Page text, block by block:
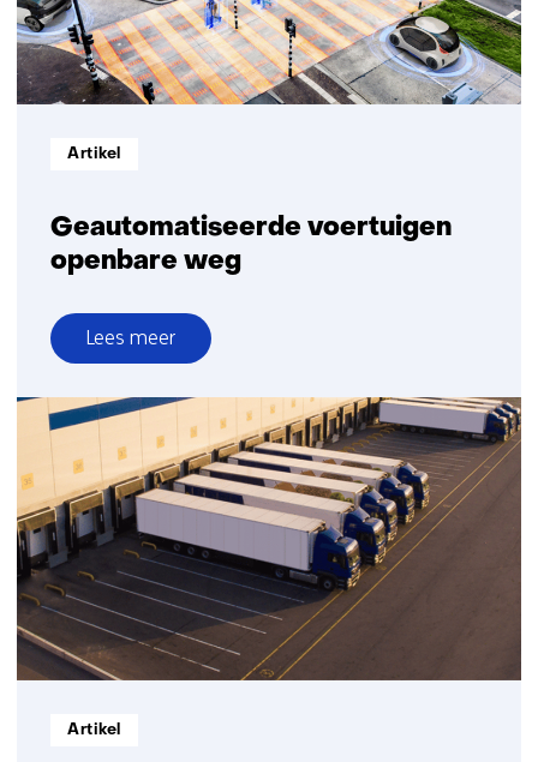
Geautomatiseerde voertuigen
openbare weg
Informatietype:
Artikel
Lees meer
over
Geautomatiseerde
voertuigen
openbare
weg
Informatietype:
Artikel